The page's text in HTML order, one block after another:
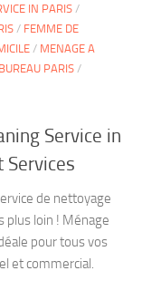
IN PARIS /
/ FEMME DE
/ MENAGE A
PARIS /
Service in
Services
de nettoyage
plus loin ! Ménage
pour tous vos
et commercial.